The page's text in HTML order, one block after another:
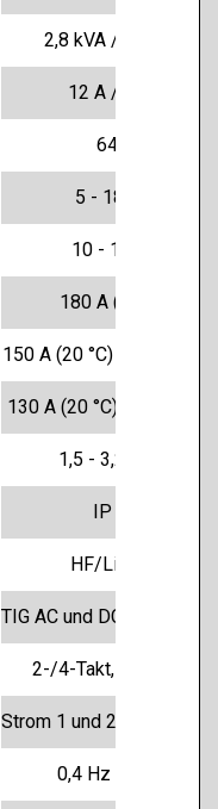
2,8 kVA / 3,7 kVA
12 A / 16 A
64 V
5 - 180 A
10 - 180 A
180 A (20 °C)
150 A (20 °C) 110 A (40
130 A (20 °C) 90 A (40
1,5 - 3,25 mm
IP 23
HF/LiftTIG
TIG AC und DC, Elektrodenschweißen
2-/4-Takt, Elektrode
Strom 1 und 2, Zeit 1 und 2 Gasnachströmzeit, Stromabsenkzeit, Startstrom
0,4 Hz - 12 Hz